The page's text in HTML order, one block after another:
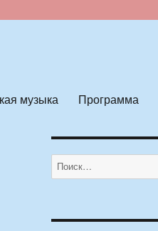
музыка Программа
Искать: